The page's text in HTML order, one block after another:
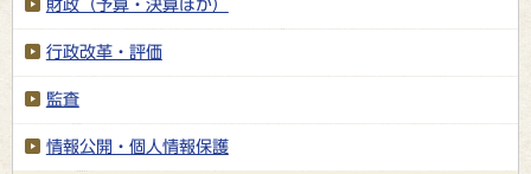
財政（予算・決算ほか）
行政改革・評価
監査
情報公開・個人情報保護